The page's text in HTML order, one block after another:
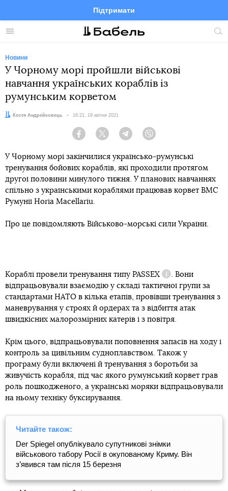
Меню
Підтримати
FacebookTelegramTwitter
Новини
У Чорному морі пройшли військові
навчання українських кораблів із
румунським корветом
Автор:Костя Андрейковець Дата:
16:21, 19 квітня 2021
Facebook Twitter Telegram
У Чорному морі закінчилися українсько-румунські
тренування бойових кораблів, які проходили протягом
другої половини минулого тижня. У планових навчаннях
спільно з українськими кораблями працював корвет ВМС
Румунії Horia Macellariu.
Про це повідомляють Військово-морські сили України.
Кораблі провели тренування типу PASSEX
Довідка
. Вони
відпрацьовували взаємодію у складі тактичної групи за
стандартами НАТО в кілька етапів, провівши тренування з
маневрування у строях й ордерах та з відбиття атак
швидкісних малорозмірних катерів і з повітря.
Крім цього, відпрацьовували поповнення запасів на ходу і
контроль за цивільним судноплавством. Також у
програму були включені й тренування з боротьби за
живучість корабля, під час якого румунський корвет грав
роль пошкодженого, а українські моряки відпрацьовували
на ньому техніку буксирування.
Читайте також:
Der Spiegel опублікувало супутникові знімки
військового табору Росії в окупованому Криму. Він
з’явився там після 15 березня